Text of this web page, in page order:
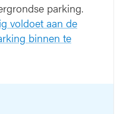
parking.
voldoet aan de
binnen te